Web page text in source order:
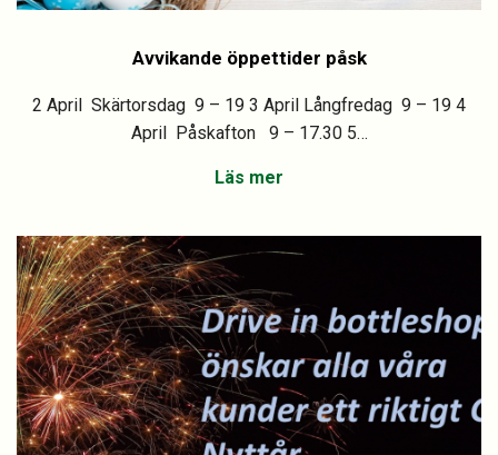
Avvikande öppettider påsk
2 April Skärtorsdag 9 – 19 3 April Långfredag 9 – 19 4
April Påskafton 9 – 17.30 5…
Läs mer